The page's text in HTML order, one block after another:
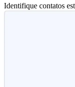
Identifique contatos